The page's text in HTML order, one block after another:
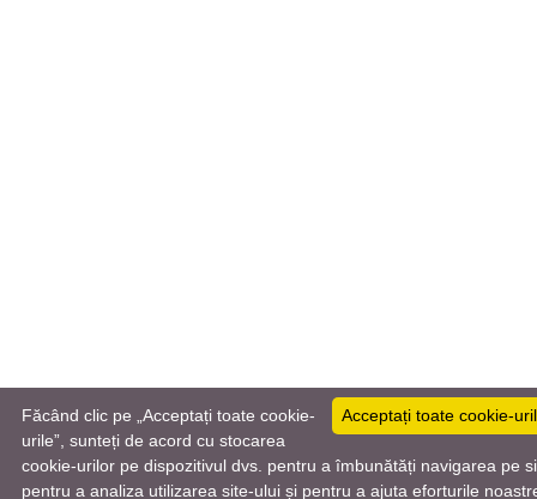
Română
Acceptați toate cookie-
Făcând clic pe „Acceptați toate cookie-
urile”, sunteți de acord cu stocarea
cookie-urilor pe dispozitivul dvs. pentru a îmbunătăți navigarea pe
pentru a analiza utilizarea site-ului și pentru a ajuta eforturile